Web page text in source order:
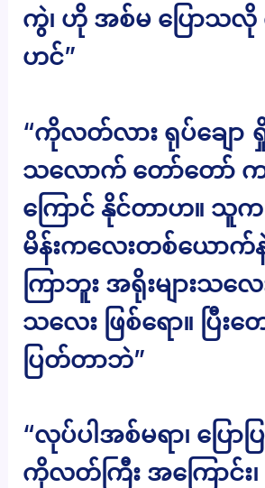
ကွဲ၊ ဟို အစ်မ ပြောသ
ဟင်”
“ကိုလတ်လား ရုပ်ချော
သလောက် တော်တော်
ကြောင် နိုင်တာဟ။ သူက
မိန်းကလေးတစ်ယောက်နဲ့
ကြာဘူး အရိုးများသလေး
သလေး ဖြစ်ရော။ ပြီးတ
ပြတ်တာဘဲ”
“လုပ်ပါအစ်မရာ၊ ပြောပ
ကိုလတ်ကြီး အကြောင်း၊